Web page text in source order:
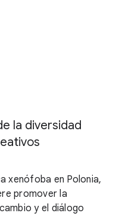
la diversidad
xenófoba en Polonia,
promover la
y el diálogo